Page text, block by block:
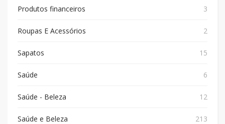
Produtos financeiros 3
Roupas E Acessórios 2
Sapatos 15
Saúde 6
Saúde - Beleza 12
Saúde e Beleza 213